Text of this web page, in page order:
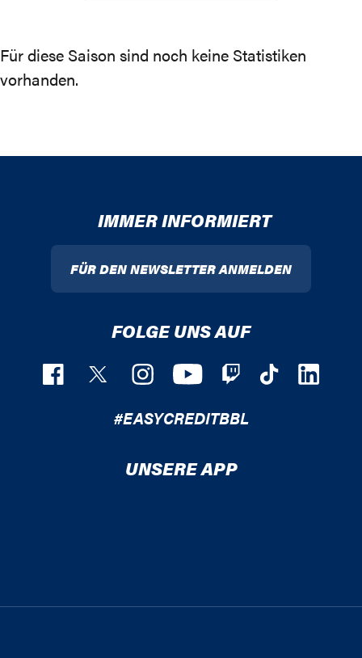
Für diese Saison sind noch keine Statistiken
vorhanden.
IMMER INFORMIERT
FÜR DEN NEWSLETTER ANMELDEN
FOLGE UNS AUF
#EASYCREDITBBL
UNSERE APP